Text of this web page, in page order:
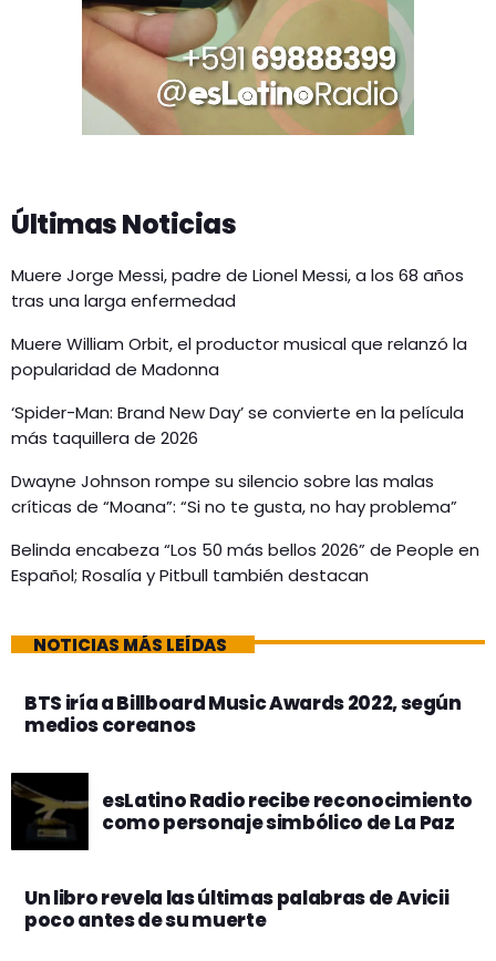
Últimas Noticias
Muere Jorge Messi, padre de Lionel Messi, a los 68 años
tras una larga enfermedad
Muere William Orbit, el productor musical que relanzó la
popularidad de Madonna
‘Spider-Man: Brand New Day’ se convierte en la película
más taquillera de 2026
Dwayne Johnson rompe su silencio sobre las malas
críticas de “Moana”: “Si no te gusta, no hay problema”
Belinda encabeza “Los 50 más bellos 2026” de People en
Español; Rosalía y Pitbull también destacan
NOTICIAS MÁS LEÍDAS
BTS iría a Billboard Music Awards 2022, según
medios coreanos
esLatino Radio recibe reconocimiento
como personaje simbólico de La Paz
Un libro revela las últimas palabras de Avicii
poco antes de su muerte